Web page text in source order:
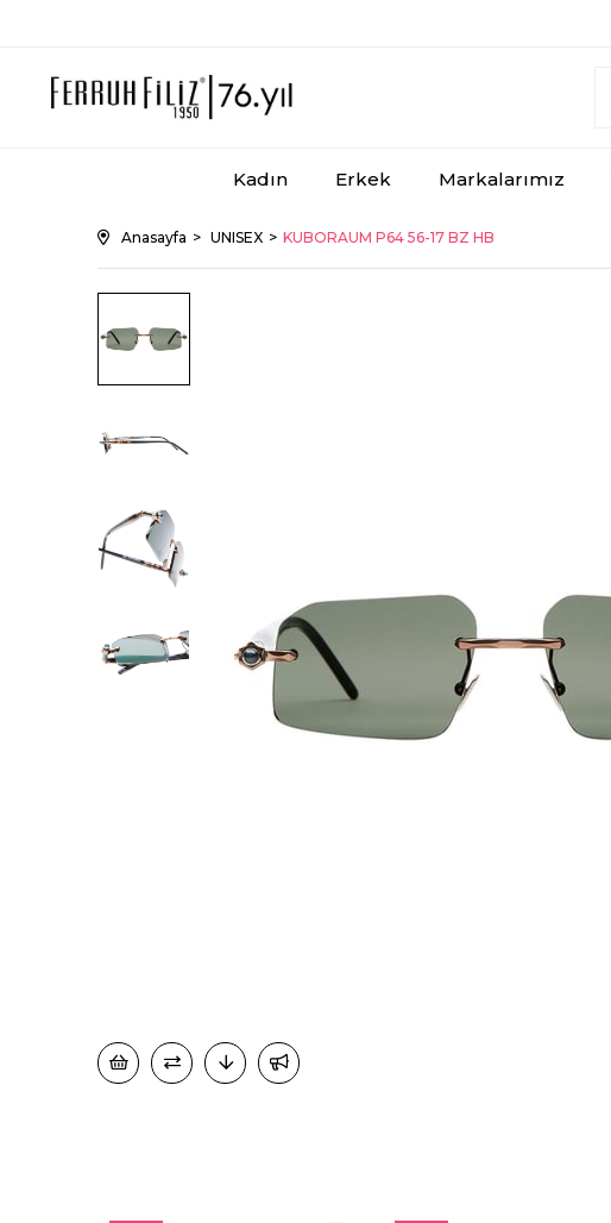
Kadın Erkek Markalarımız
Anasayfa UNISEX KUBORAUM P64 56-17 BZ HB